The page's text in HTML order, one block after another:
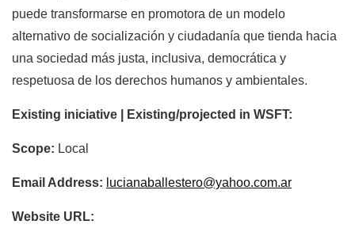
puede transformarse en promotora de un modelo
alternativo de socialización y ciudadanía que tienda hacia
una sociedad más justa, inclusiva, democrática y
respetuosa de los derechos humanos y ambientales.
Existing iniciative | Existing/projected in WSFT:
Scope: Local
Email Address: lucianaballestero@yahoo.com.ar
Website URL: